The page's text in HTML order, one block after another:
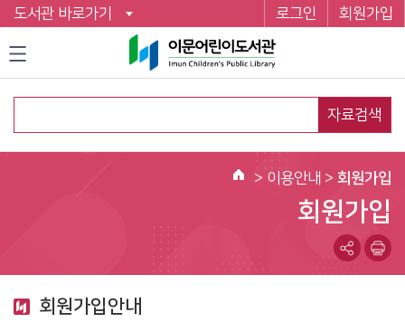
도서관 바로가기 로그인 회원가입
자료검색
홈
> 이용안내 > 회원가입
회원가입
회원가입안내